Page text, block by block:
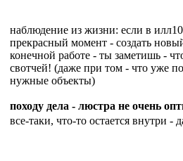
наблюдение из жизни: если в
прекрасный момент - создать
конечной работе - ты заметишь -
свотчей! (даже при том - что уже
нужные объекты)
походу дела - люстра не очень
все-таки, что-то остается внутри -